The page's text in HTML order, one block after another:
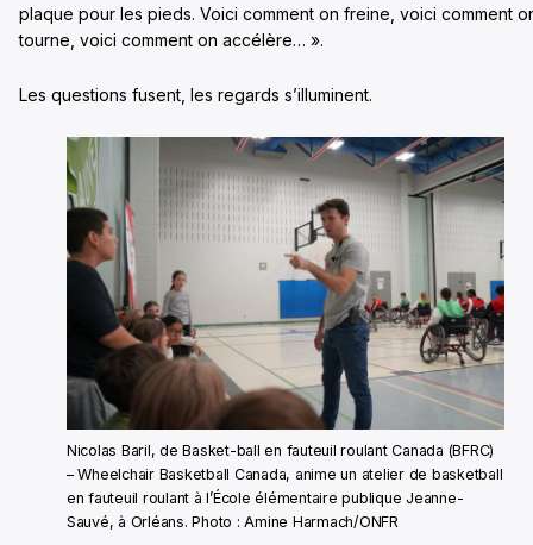
plaque pour les pieds. Voici comment on freine, voici comment
tourne, voici comment on accélère… ».
Les questions fusent, les regards s’illuminent.
Nicolas Baril, de Basket-ball en fauteuil roulant Canada (BFRC)
– Wheelchair Basketball Canada, anime un atelier de basketball
en fauteuil roulant à l’École élémentaire publique Jeanne-
Sauvé, à Orléans. Photo : Amine Harmach/ONFR